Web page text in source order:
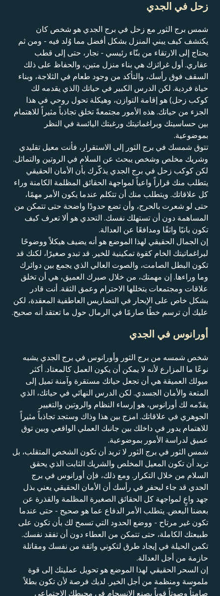
زحل في الجدي
شمس برج الثور مع زحل في برج الجدي هو شخص كان
يكتشف كيف يبني المنزل بشكل أفضل مما وُلد فيه - ومن ثم
يحتاج إلى الارتقاء من بنّاء رئيسي - نجار، حتى إلى قطب
عقاري. أول غرائزك هي بناء منزل متين، والحفاظ على ذلك
السقف فوق رأسك، والتأكد من وجود طعام في الثلاجة، وبناء
حياة فردية. لكن الدرس الكبير في حياتك (الذي يقدمه لك
كوكب زحل) هو إقامة التوازن، وهيكلة تحول روحي في هذا
الجزء من حياتك. هذه الأمور مجتمعةً تخلق تجاذباً مثيراً للاهتمام
بين حساسيتك وبراغماتيتك ورغبتك اليائسة في النظر
بموضوعية.
تتوق شمسك في برج الثور إلى الاستقرار، فأنت معيل تقليدي
وشريك مخلص وشخص يبحث عن السلام في الروتين والتماثل.
لكن كوكب زحل في برج الجدي يذكّرك بأن الأمان الحقيقي
يتطلب منك قراراً واعياً لمواجهة الحقائق المظلمة الكامنة وراء
كل علاقاتك. ويتطلب منك أن تتكلم عندما يكون الأمر مهمًا،
حتى لو شعرت بالحرج، وأن تضع حدودًا واضحة حتى تتمكن من
المساهمة دون أن تستهلك نفسك. التحدي هو ألا تعرف كيف
تكون بانيًا واثقًا ومدافعًا عن العدالة.
إن الجمال الحقيقي لهذا الموضع هو أنه يضيف هيكلاً ووضوحًا
لبراغماتيتك الخام كقوة تمكينية للخير. قد تبدو صغيرًا، لكنك قد
تكون البطل الصامت، والصوت العالي الذي يجمع بين دوائرك
وما وراءها. إن مهمتك، من خلال صبرك العميق، هي أن تخلق
علاقات ومجتمعات يتخللها الاحترام وعمق الثقة. أنت قادر
بشكل خاص على الإبحار في التضاريس العاطفية المعقدة، لكن
عليك أن ترسم خطًا صارمًا في الرمال حول ما تعتقد أنه صحيح.
أورانوس في الجدي
شخص شمسه من برج الثور وأورانوس في برج الجدي يشبه
نوعًا ما المزارع لأنه لا يمكن أن يكون العمل كالمعتاد. أكثر
ميولك العميقة هي أن تجعل حياتك مستقرة وآمنة تميل إلى
المتعة والأمان الجسدي. لكن الدرس النهائي في حياتك، الذي
يقدّمه لك أورانوس، هو إرساء النظام والروتين والتغيير
الجوهري في علاقاتك. امزج بين هذا وذاك وستجد تجاذباً مثيراً
للاهتمام يدور في داخلك بين جانبك العملي الواقعي وبين توق
عميق لدراسة الأمور بموضوعية.
شمس الثور في برج الثور لا تريد أن تكون الشخص المتقلب، بل
تريد أن تكون المعيل المخلص والشريك الثابت الذي يحقق
السلام من خلال التكرار. ومع ذلك، فإن أورانوس في برج
الجدي قد جاء ليحفر في رأسك أن الأمان الحقيقي يعني بذل
جهد واعٍ لمواجهة كل الحقائق الصغيرة المظلمة والقذرة عن
بعضنا البعض. يتطلب الأمر الدفاع عما هو صحيح - حتى عندما
تكون غير مرتاح - ووضع الحدود التي تسمح لك بأن تكون على
طبيعتك الكاملة، حتى تتمكن من العطاء دون أن تفقد نفسك.
تكمن الحيلة في إيجاد طرق لتكوني واثقة من نفسك ومقاتلة
حازمة من أجل العدالة.
إن السحر الحقيقي لهذا الموضع هو تحويل عمليتك إلى قوة
ملموسة ومنظمة من أجل الخير. لديك فرصة لأن تكون بطلاً
صامتاً وصوتاً قوياً يصنع الانسجام في محيطك الاجتماعي